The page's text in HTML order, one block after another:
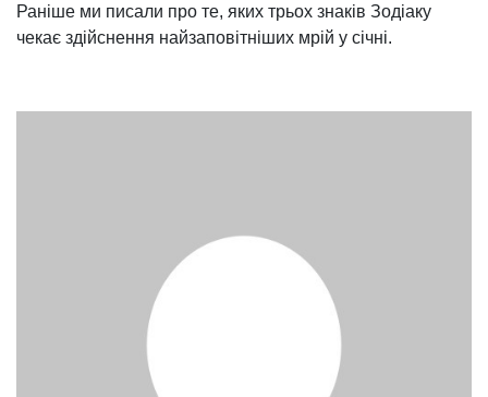
Раніше ми писали про те, яких трьох знаків Зодіаку
чекає здійснення найзаповітніших мрій у січні.